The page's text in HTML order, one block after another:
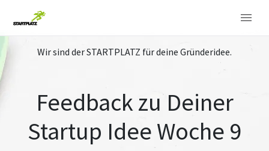
Wir sind der STARTPLATZ für deine Gründeridee.
Feedback zu Deiner
Startup Idee Woche 9